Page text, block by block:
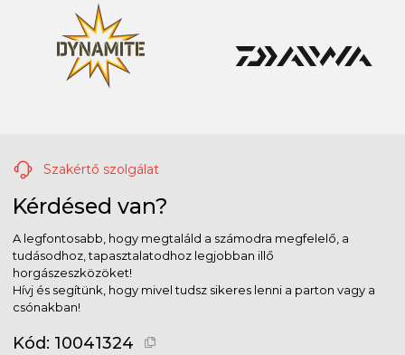
Szakértő szolgálat
Kérdésed van?
A legfontosabb, hogy megtaláld a számodra megfelelő, a
tudásodhoz, tapasztalatodhoz legjobban illő
horgászeszközöket!
Hívj és segítünk, hogy mivel tudsz sikeres lenni a parton vagy a
csónakban!
Kód: 10041324